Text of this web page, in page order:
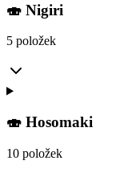
🍣 Nigiri
5 položek
🍣 Hosomaki
10 položek